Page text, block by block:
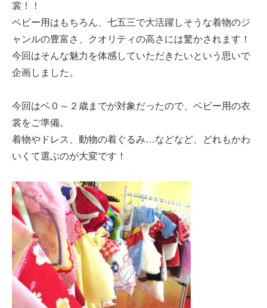
裳！！
ベビー用はもちろん、七五三で大活躍しそうな着物のジ
ャンルの豊富さ、クオリティの高さには驚かされます！
今回はそんな魅力を体感していただきたいという思いで
企画しました。
今回はベ０～２歳までが対象だったので、ベビー用の衣
裳をご準備。
着物やドレス、動物の着ぐるみ…などなど、どれもかわ
いくて選ぶのが大変です！